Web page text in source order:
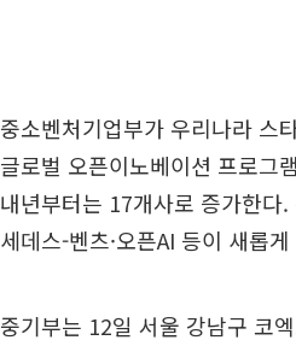
중소벤처기업부가 우리나라 스
글로벌 오픈이노베이션 프로그
내년부터는 17개사로 증가한다
세데스-벤츠·오픈AI 등이 새롭
중기부는 12일 서울 강남구 코